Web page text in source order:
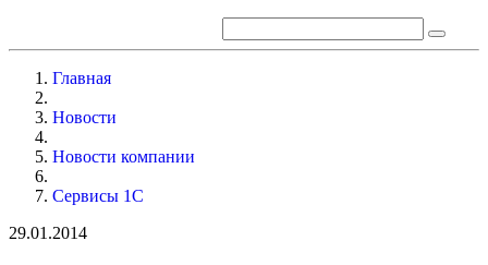
Главная
Новости
Новости компании
Сервисы 1С
29.01.2014